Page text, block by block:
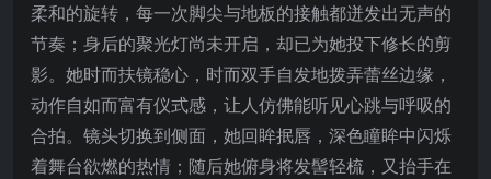
柔和的旋转，每一次脚尖与地板的接触都迸发出无声的
节奏；身后的聚光灯尚未开启，却已为她投下修长的剪
影。她时而扶镜稳心，时而双手自发地拨弄蕾丝边缘，
动作自如而富有仪式感，让人仿佛能听见心跳与呼吸的
合拍。镜头切换到侧面，她回眸抿唇，深色瞳眸中闪烁
着舞台欲燃的热情；随后她俯身将发髻轻梳，又抬手在